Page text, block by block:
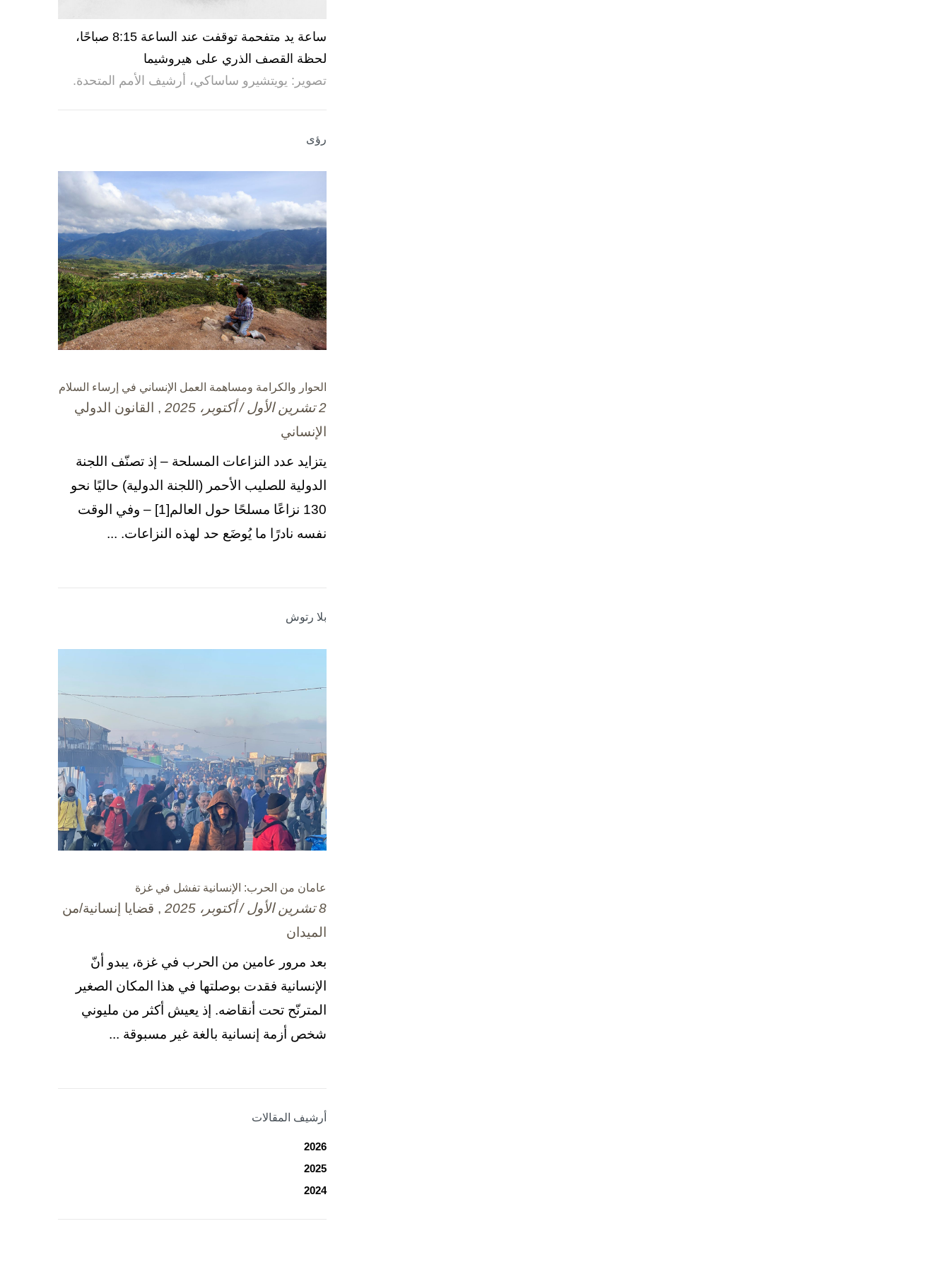
ساعة يد متفحمة توقفت عند الساعة 8:15 صباحًا،
لحظة القصف الذري على هيروشيما
تصوير: يويتشيرو ساساكي، أرشيف الأمم المتحدة.
رؤى
الحوار والكرامة ومساهمة العمل الإنساني في إرساء السلام
2 تشرين الأول / أكتوبر، 2025
, القانون الدولي
الإنساني
يتزايد عدد النزاعات المسلحة – إذ تصنّف اللجنة
الدولية للصليب الأحمر (اللجنة الدولية) حاليًا نحو
130 نزاعًا مسلحًا حول العالم[1] – وفي الوقت
نفسه نادرًا ما يُوضَع حد لهذه النزاعات. ...
بلا رتوش
عامان من الحرب: الإنسانية تفشل في غزة
8 تشرين الأول / أكتوبر، 2025
, قضايا إنسانية/من
الميدان
بعد مرور عامين من الحرب في غزة، يبدو أنّ
الإنسانية فقدت بوصلتها في هذا المكان الصغير
المترنّح تحت أنقاضه. إذ يعيش أكثر من مليوني
شخص أزمة إنسانية بالغة غير مسبوقة ...
أرشيف المقالات
2026
2025
2024